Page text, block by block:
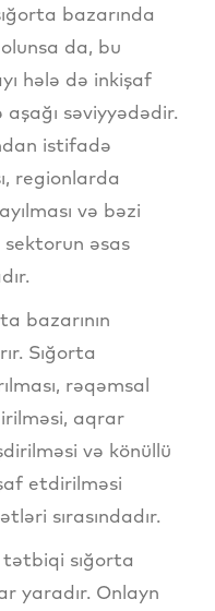
bazarında
da, bu
hələ də inkişaf
səviyyədədir.
istifadə
regionlarda
və bəzi
sektorun əsas
bazarının
Sığorta
rəqəmsal
aqrar
və könüllü
etdirilməsi
sırasındadır.
sığorta
yaradır. Onlayn